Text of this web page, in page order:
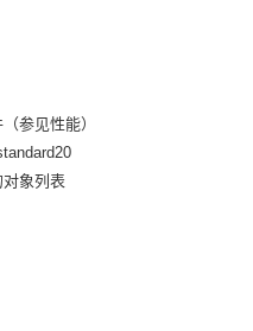
参见性能）
象列表